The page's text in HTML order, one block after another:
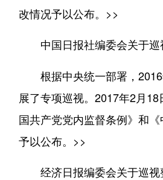
改情况予以公布。 >>
中国日报社编委会关于
根据中央统一部署，2016
展了专项巡视。2017年2月
国共产党党内监督条例》和
予以公布。 >>
经济日报编委会关于巡